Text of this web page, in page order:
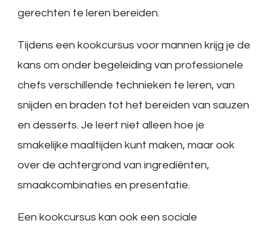
gerechten te leren bereiden.
Tijdens een kookcursus voor mannen krijg je de
kans om onder begeleiding van professionele
chefs verschillende technieken te leren, van
snijden en braden tot het bereiden van sauzen
en desserts. Je leert niet alleen hoe je
smakelijke maaltijden kunt maken, maar ook
over de achtergrond van ingrediënten,
smaakcombinaties en presentatie.
Een kookcursus kan ook een sociale